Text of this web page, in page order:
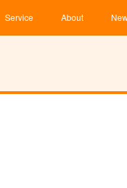
Service About